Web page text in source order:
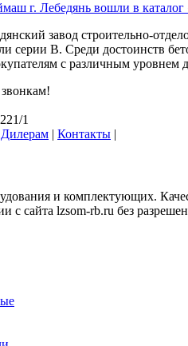
г. Лебедянь вошли в
завод строительно-
серии В. Среди достоинств
с различным уровнем
1
Дилерам | Контакты |
и комплектующих.
с сайта lzsom-rb.ru без